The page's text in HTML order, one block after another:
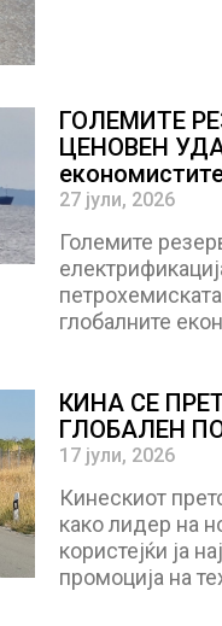
ГОЛЕМИТЕ
ЦЕНОВЕН
27 јули, 2026
Големите
глобалните
КИНА СЕ
ГЛОБАЛЕН
17 јули, 2026
Кинескиот
како лидер на
користејќи ја
промоција на